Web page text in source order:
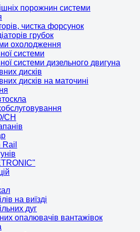
порожнин системи
чистка форсунок
грубок
охолодження
системи
системи дизельного двигуна
дисків
дисків на маточині
CH
на виїзді
дуг
опалювачів вантажівок